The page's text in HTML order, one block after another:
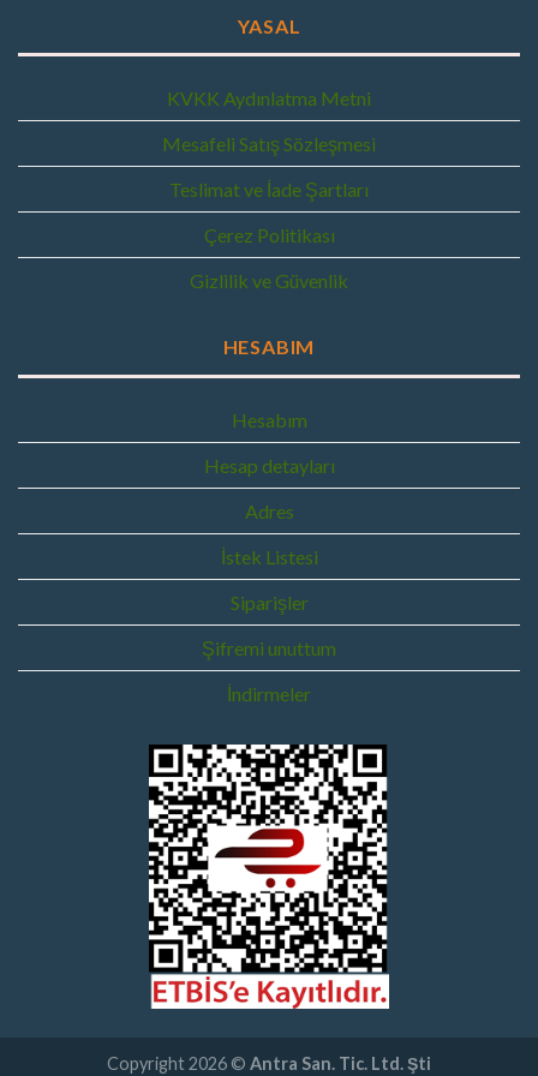
YASAL
KVKK Aydınlatma Metni
Mesafeli Satış Sözleşmesi
Teslimat ve İade Şartları
Çerez Politikası
Gizlilik ve Güvenlik
HESABIM
Hesabım
Hesap detayları
Adres
İstek Listesi
Siparişler
Şifremi unuttum
İndirmeler
Copyright 2026 © Antra San. Tic. Ltd. Şti